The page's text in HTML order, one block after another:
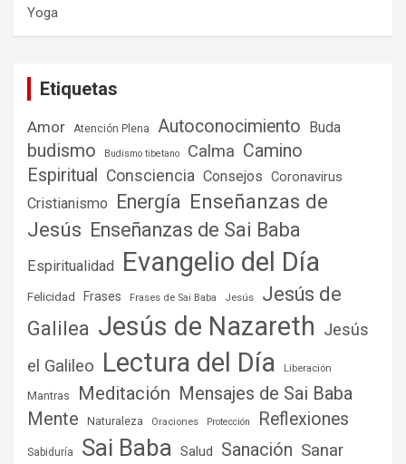
Yoga
Etiquetas
Amor Atención Plena Autoconocimiento Buda
budismo Budismo tibetano Calma Camino
Espiritual Consciencia Consejos Coronavirus
Cristianismo Energía Enseñanzas de
Jesús Enseñanzas de Sai Baba
Espiritualidad Evangelio del Día
Felicidad Frases Frases de Sai Baba Jesús
Jesús de
Galilea Jesús de Nazareth Jesús
el Galileo Lectura del Día Liberación
Mantras Meditación Mensajes de Sai Baba
Mente
Naturaleza Oraciones Protección Reflexiones
Sabiduría Sai Baba Salud Sanación Sanar